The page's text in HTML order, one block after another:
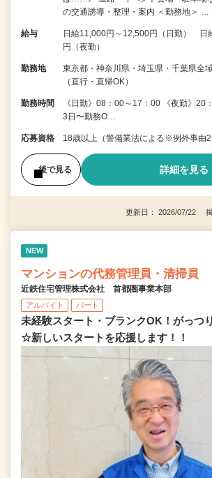
の交通誘導・整理・案内 ＜勤務地＞ …
給与
日給11,000円～12,500円（日勤） 日
円（夜勤）
勤務地
東京都・神奈川県・埼玉県・千葉県
（直行・直帰OK）
勤務時間
《日勤》08：00～17：00 《夜勤》
3日〜勤務O…
応募資格 18歳以上（警備業法による※例外事由2
後で見る 詳細を見る
更新日： 2026/07/22
NEW
マンションの代務管理員・清掃員
近鉄住宅管理株式会社 首都圏事業本部
アルバイト パート
未経験スタート・ブランクOK！がっつ
☆新しいスタートを応援します！！